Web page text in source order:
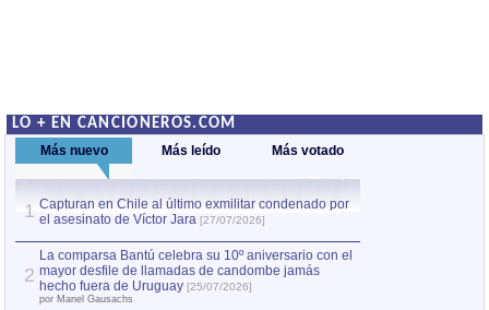
LO + EN CANCIONEROS.COM
Más nuevo Más leído Más votado
1 Capturan en Chile al último exmilitar condenado por
el asesinato de Víctor Jara [27/07/2026]
2
La comparsa Bantú celebra su 10º aniversario con el
mayor desfile de llamadas de candombe jamás
hecho fuera de Uruguay [25/07/2026]
por Manel Gausachs